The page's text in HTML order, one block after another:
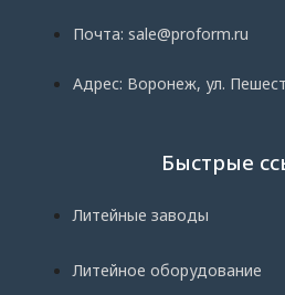
Почта: sale@proform.ru
Адрес: Воронеж, ул.
Быстрые
Литейные заводы
Литейное оборудование